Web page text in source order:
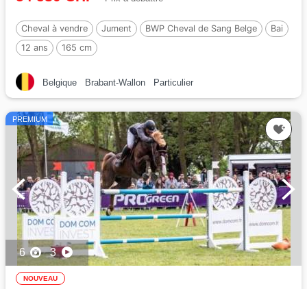
Cheval à vendre Jument BWP Cheval de Sang Belge
Bai
12 ans
165 cm
Belgique Brabant-Wallon Particulier
PREMIUM
6 3
NOUVEAU